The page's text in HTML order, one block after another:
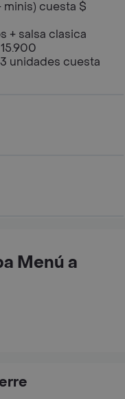
minis) cuesta $
+ salsa clasica
unidades cuesta
Menú a